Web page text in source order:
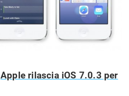
Apple rilascia iOS 7.0.3 per